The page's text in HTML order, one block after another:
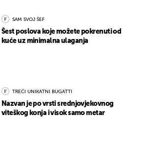
SAM SVOJ ŠEF
Šest poslova koje možete pokrenuti od
kuće uz minimalna ulaganja
TREĆI UNIKATNI BUGATTI
Nazvan je po vrsti srednjovjekovnog
viteškog konja i visok samo metar